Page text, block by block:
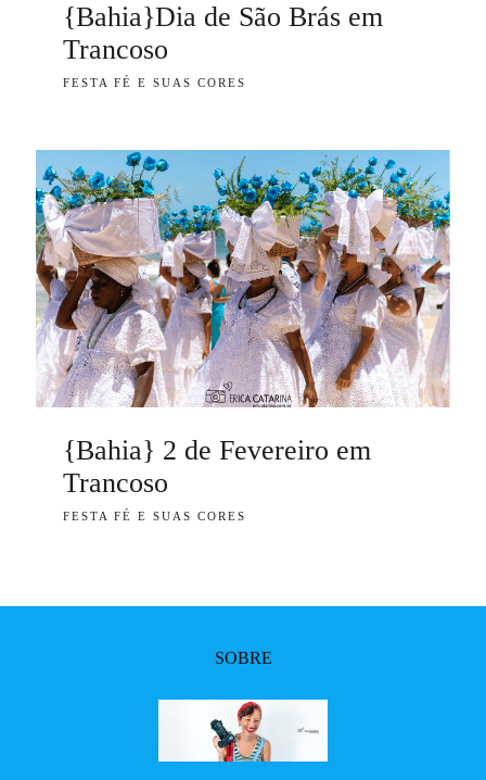
{Bahia}Dia de São Brás em
Trancoso
FESTA FÉ E SUAS CORES
{Bahia} 2 de Fevereiro em
Trancoso
FESTA FÉ E SUAS CORES
SOBRE